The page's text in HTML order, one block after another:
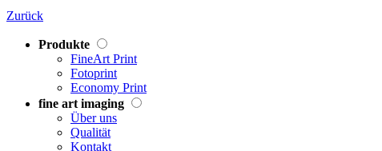
Zurück
Produkte
FineArt Print
Fotoprint
Economy Print
fine art imaging
Über uns
Qualität
Kontakt